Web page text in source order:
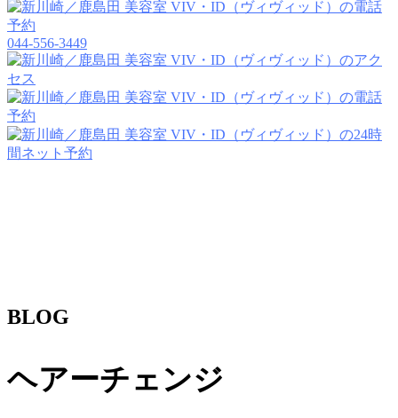
044-556-3449
BLOG
ヘアーチェンジ